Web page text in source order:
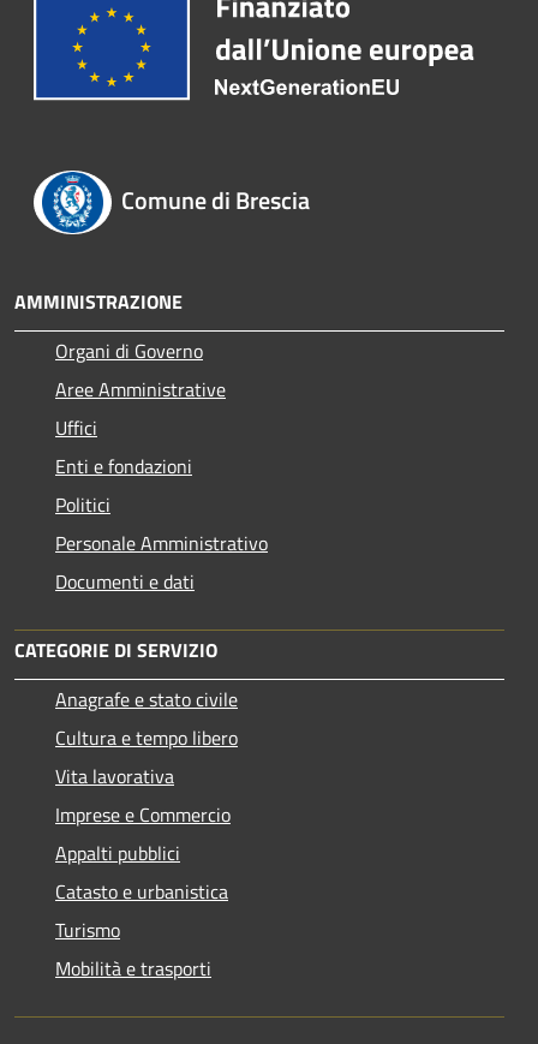
Comune di Brescia
AMMINISTRAZIONE
Organi di Governo
Aree Amministrative
Uffici
Enti e fondazioni
Politici
Personale Amministrativo
Documenti e dati
CATEGORIE DI SERVIZIO
Anagrafe e stato civile
Cultura e tempo libero
Vita lavorativa
Imprese e Commercio
Appalti pubblici
Catasto e urbanistica
Turismo
Mobilità e trasporti